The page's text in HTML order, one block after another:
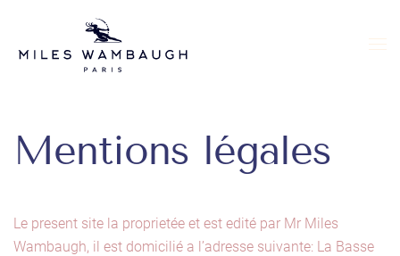
Skip to main content
Mentions légales
Le present site la proprietée et est edité par Mr Miles
Wambaugh, il est domicilié a l’adresse suivante: La Basse